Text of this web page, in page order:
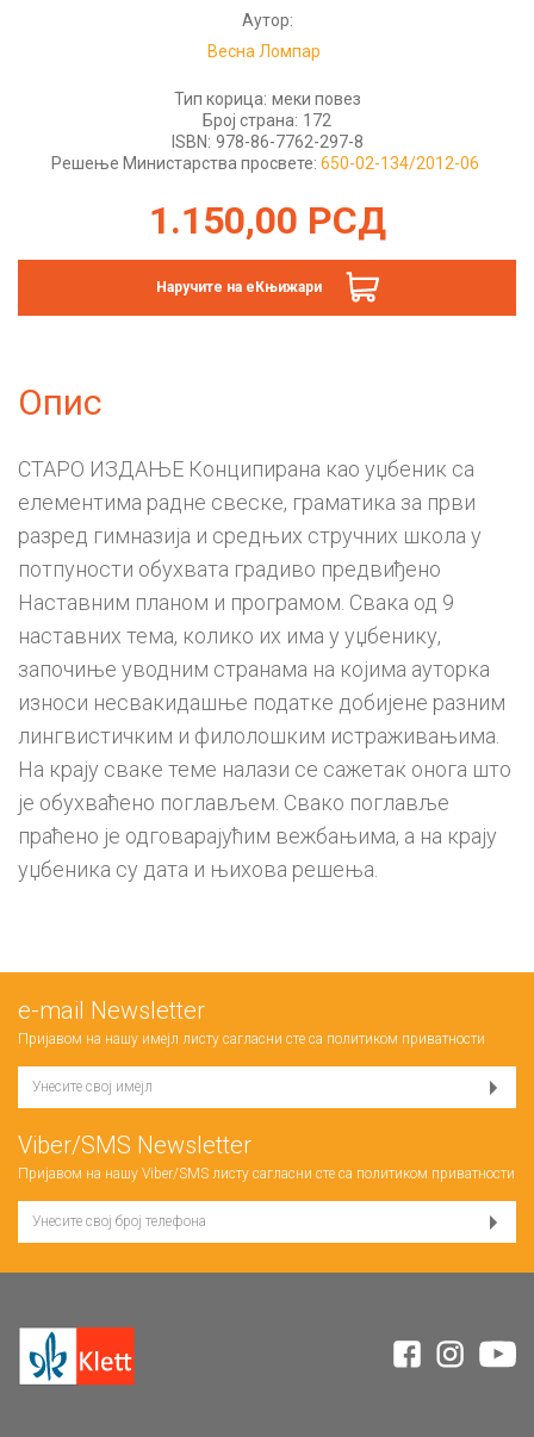
Аутор:
Весна Ломпар
Тип корица: меки повез
Број страна: 172
ISBN: 978-86-7762-297-8
Решење Министарства просвете: 650-02-134/2012-06
1.150,00 РСД
Наручите на еКњижари
Опис
СТАРО ИЗДАЊЕ Конципирана као уџбеник са
елементима радне свеске, граматика за први
разред гимназија и средњих стручних школа у
потпуности обухвата градиво предвиђено
Наставним планом и програмом. Свака од 9
наставних тема, колико их има у уџбенику,
започиње уводним странама на којима ауторка
износи несвакидашње податке добијене разним
лингвистичким и филолошким истраживањима.
На крају сваке теме налази се сажетак онога што
је обухваћено поглављем. Свако поглавље
праћено је одговарајућим вежбањима, а на крају
уџбеника су дата и њихова решења.
е-mail Newsletter
Пријавом на нашу имејл листу сагласни сте са политиком приватности
Viber/SMS Newsletter
Пријавом на нашу Viber/SMS листу сагласни сте са политиком приватности